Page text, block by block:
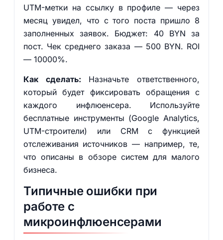
UTM-метки на ссылку в профиле — через
месяц увидел, что с того поста пришло 8
заполненных заявок. Бюджет: 40 BYN за
пост. Чек среднего заказа — 500 BYN. ROI
— 10000%.
Как сделать: Назначьте ответственного,
который будет фиксировать обращения с
каждого инфлюенсера. Используйте
бесплатные инструменты (Google Analytics,
UTM-строители) или CRM с функцией
отслеживания источников — например, те,
что описаны в обзоре систем для малого
бизнеса.
Типичные ошибки при
работе с
микроинфлюенсерами